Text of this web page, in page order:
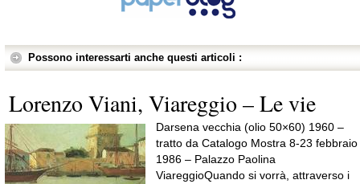
Possono interessarti anche questi articoli :
Lorenzo Viani, Viareggio – Le vie
Darsena vecchia (olio 50×60) 1960 –
tratto da Catalogo Mostra 8-23 febbraio
1986 – Palazzo Paolina
ViareggioQuando si vorrà, attraverso i